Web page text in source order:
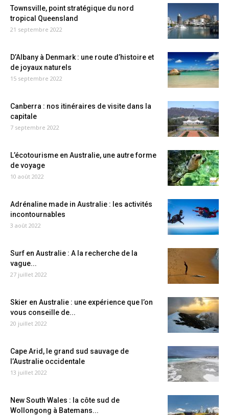
Townsville, point stratégique du nord
tropical Queensland
21 septembre 2022
D’Albany à Denmark : une route d’histoire et
de joyaux naturels
15 septembre 2022
Canberra : nos itinéraires de visite dans la
capitale
7 septembre 2022
L’écotourisme en Australie, une autre forme
de voyage
10 août 2022
Adrénaline made in Australie : les activités
incontournables
3 août 2022
Surf en Australie : A la recherche de la
vague...
27 juillet 2022
Skier en Australie : une expérience que l’on
vous conseille de...
20 juillet 2022
Cape Arid, le grand sud sauvage de
l’Australie occidentale
13 juillet 2022
New South Wales : la côte sud de
Wollongong à Batemans...